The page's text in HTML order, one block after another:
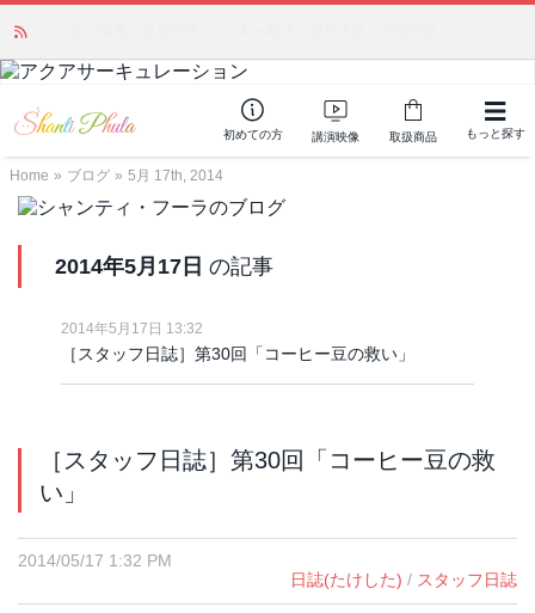
初めての方 講演映像 取扱商品 もっと探す
Home » ブログ » 5月 17th, 2014
2014年5月17日 の記事
2014年5月17日 13:32
［スタッフ日誌］第30回「コーヒー豆の救い」
［スタッフ日誌］第30回「コーヒー豆の救
い」
2014/05/17 1:32 PM
日誌(たけした) / スタッフ日誌